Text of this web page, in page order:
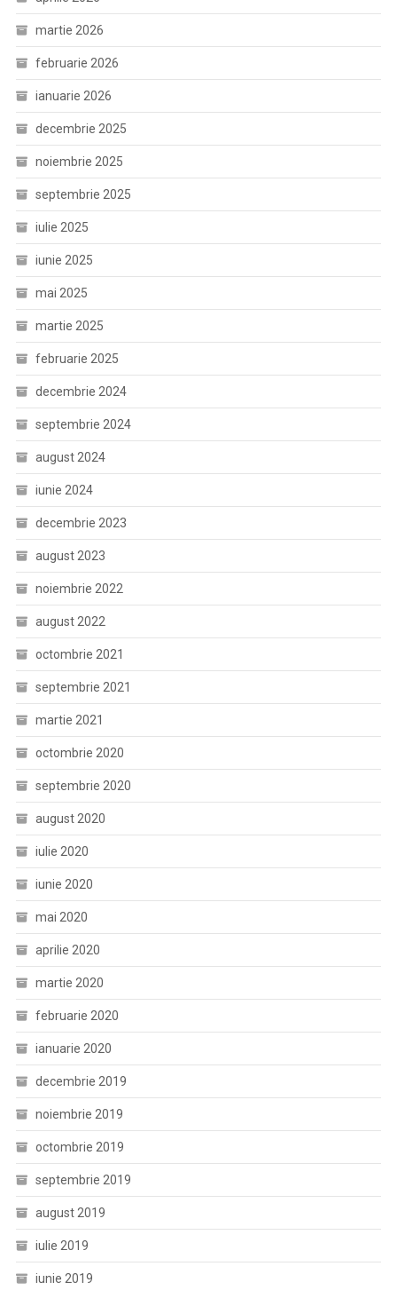
martie 2026
februarie 2026
ianuarie 2026
decembrie 2025
noiembrie 2025
septembrie 2025
iulie 2025
iunie 2025
mai 2025
martie 2025
februarie 2025
decembrie 2024
septembrie 2024
august 2024
iunie 2024
decembrie 2023
august 2023
noiembrie 2022
august 2022
octombrie 2021
septembrie 2021
martie 2021
octombrie 2020
septembrie 2020
august 2020
iulie 2020
iunie 2020
mai 2020
aprilie 2020
martie 2020
februarie 2020
ianuarie 2020
decembrie 2019
noiembrie 2019
octombrie 2019
septembrie 2019
august 2019
iulie 2019
iunie 2019